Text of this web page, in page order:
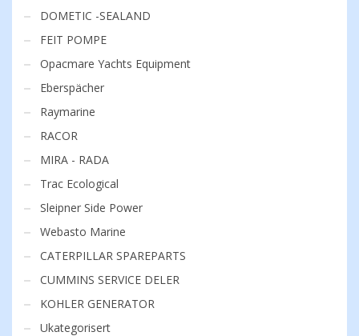
DOMETIC -SEALAND
FEIT POMPE
Opacmare Yachts Equipment
Eberspächer
Raymarine
RACOR
MIRA - RADA
Trac Ecological
Sleipner Side Power
Webasto Marine
CATERPILLAR SPAREPARTS
CUMMINS SERVICE DELER
KOHLER GENERATOR
Ukategorisert